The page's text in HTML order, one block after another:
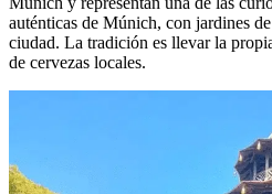
auténticas de Múnich, con jardines
ciudad. La tradición es llevar la
de cervezas locales.